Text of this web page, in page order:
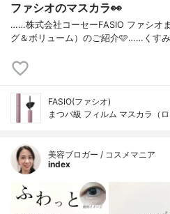
ファシオのマスカラ👀
……⁡⁡株式会社コーセー⁡⁡FASIO ファシオ⁡⁡
グ＆ボリューム）⁡⁡のご紹介🩷️⁡⁡……⁡⁡くす
FASIO(ファシオ)
まつパ級 フィルム マスカラ（
美容ブロガー / コスメマニア
index